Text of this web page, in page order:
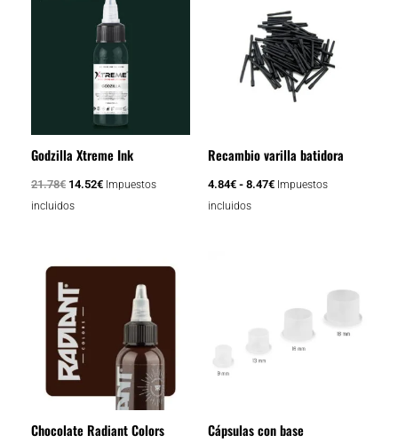
Godzilla Xtreme Ink
21.78€
original
21.78€.
14.52€
actual
es:
14.52€.
Impuestos
incluidos
Recambio varilla batidora
4.84€ - 8.47€
precios:
desde
4.84€
hasta
8.47€
Impuestos
incluidos
producto
tiene
múltiples
variantes.
Las
pueden
elegir
Chocolate Radiant Colors Cápsulas con base
hasta
15.13€
variantes.
Las
pueden